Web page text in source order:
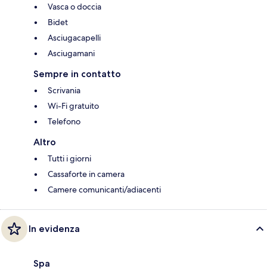
Vasca o doccia
Bidet
Asciugacapelli
Asciugamani
Sempre in contatto
Scrivania
Wi-Fi gratuito
Telefono
Altro
Tutti i giorni
Cassaforte in camera
Camere comunicanti/adiacenti
In evidenza
Spa